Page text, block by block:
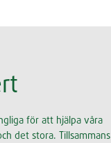
för att hjälpa våra
det stora. Tillsammans